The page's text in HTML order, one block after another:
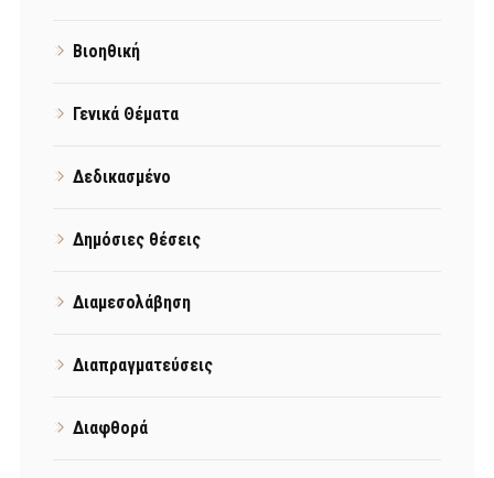
Βιοηθική
Γενικά Θέματα
Δεδικασμένο
Δημόσιες θέσεις
Διαμεσολάβηση
Διαπραγματεύσεις
Διαφθορά